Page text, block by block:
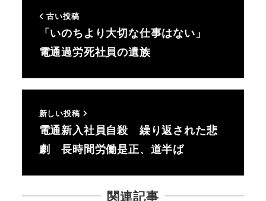
古い投稿
「いのちより大切な仕事はない」
電通過労死社員の遺族
新しい投稿
電通新入社員自殺 繰り返された悲
劇 長時間労働是正、道半ば
関連記事